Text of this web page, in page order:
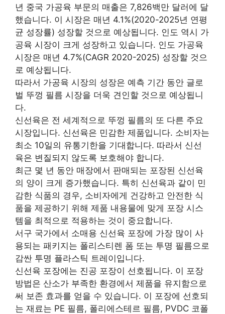
년 중국 가공육 부문의 매출은 7,826백만 달러에 달
했습니다. 이 시장은 매년 4.1%(2020-2025년 연평
균 성장률) 성장할 것으로 예상됩니다. 인도 역시 가
공육 시장이 크게 성장하고 있습니다. 인도 가공육
시장은 매년 4.7%(CAGR 2020-2025) 성장할 것으
로 예상됩니다.
따라서 가공육 시장의 성장은 예측 기간 동안 글로
벌 뚜껑 필름 시장을 더욱 견인할 것으로 예상됩니
다.
신선육은 전 세계적으로 뚜껑 필름의 또 다른 주요
시장입니다. 신선육은 민감한 제품입니다. 소비자는
최소 10일의 유통기한을 기대합니다. 따라서 신선
육은 변질되지 않도록 보호해야 합니다.
최근 몇 년 동안 매장에서 판매되는 포장된 신선육
의 양이 크게 증가했습니다. 특히 신선육과 같이 민
감한 식품의 경우, 소비자에게 건강하고 안전한 식
품을 제공하기 위해 제품 내용물에 맞게 포장 시스
템을 최적으로 적용하는 것이 중요합니다.
서구 국가에서 소매용 신선육 포장에 가장 많이 사
용되는 패키지는 폴리스티렌 폼 또는 투명 필름으로
감싼 투명 플라스틱 트레이입니다.
신선육 포장에는 진공 포장이 선호됩니다. 이 포장
방법은 산소가 부족한 환경에서 제품을 유지함으로
써 보존 효과를 얻을 수 있습니다. 이 포장에 선호되
는 재료는 PE 필름, 폴리에스테르 필름, PVDC 코폴